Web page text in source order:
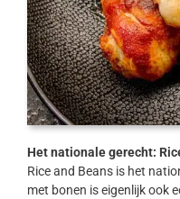
Het nationale gerecht:
Rice and Beans is het
met bonen is eigenlijk ook